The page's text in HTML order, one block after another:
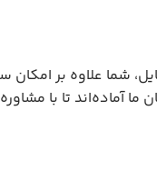
شما علاوه بر
تا با مشاوره